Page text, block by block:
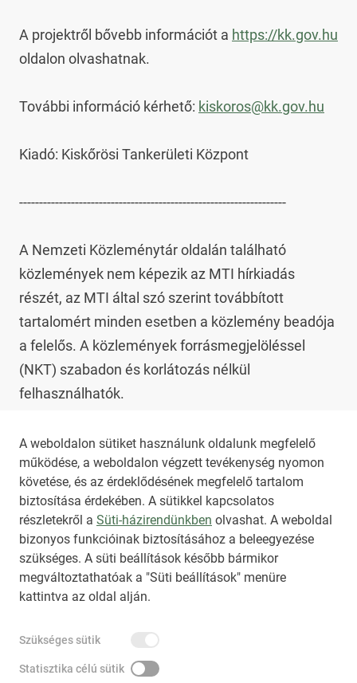
A weboldalon sütiket használunk oldalunk megfelelő
működése, a weboldalon végzett tevékenység nyomon
követése, és az érdeklődésének megfelelő tartalom
biztosítása érdekében. A sütikkel kapcsolatos
részletekről a Süti-házirendünkben olvashat. A weboldal
bizonyos funkcióinak biztosításához a beleegyezése
szükséges. A süti beállítások később bármikor
megváltoztathatóak a "Süti beállítások" menüre
kattintva az oldal alján.
Szükséges sütik
Statisztika célú sütik
A projektről bővebb információt a https://kk.gov.hu
oldalon olvashatnak.
További információ kérhető: kiskoros@kk.gov.hu
Kiadó: Kiskőrösi Tankerületi Központ
-------------------------------------------------------------------
A Nemzeti Közleménytár oldalán található
közlemények nem képezik az MTI hírkiadás
részét, az MTI által szó szerint továbbított
tartalomért minden esetben a közlemény beadója
a felelős. A közlemények forrásmegjelöléssel
(NKT) szabadon és korlátozás nélkül
felhasználhatók.
Az NKT szolgáltatással kapcsolatban további
információt az nkt@dunamsz.hu elektronikus
levelező címen kaphat.
HIRADO.HU MEDIAKLIKK.HU
M4SPORT.HU NEMZETISPORT.HU
NEMZETI KÖZLEMÉNYTÁR MEGRENDELÉS
AKADÁLYMENTESÍTÉSI NYILATKOZAT